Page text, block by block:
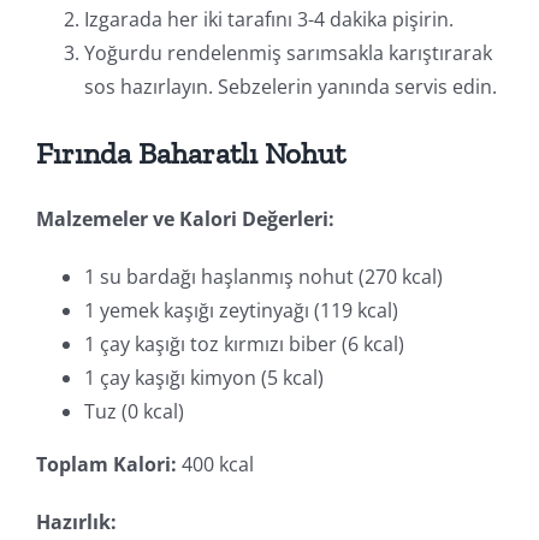
Izgarada her iki tarafını 3-4 dakika pişirin.
Yoğurdu rendelenmiş sarımsakla karıştırarak
sos hazırlayın. Sebzelerin yanında servis edin.
Fırında Baharatlı Nohut
Malzemeler ve Kalori Değerleri:
1 su bardağı haşlanmış nohut (270 kcal)
1 yemek kaşığı zeytinyağı (119 kcal)
1 çay kaşığı toz kırmızı biber (6 kcal)
1 çay kaşığı kimyon (5 kcal)
Tuz (0 kcal)
Toplam Kalori: 400 kcal
Hazırlık: